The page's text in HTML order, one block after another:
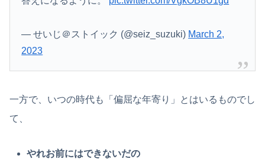
— せいじ＠ストイック (@seiz_suzuki) March 2,
2023
一方で、いつの時代も「偏屈な年寄り」とはいるものでし
て、
やれお前にはできないだの